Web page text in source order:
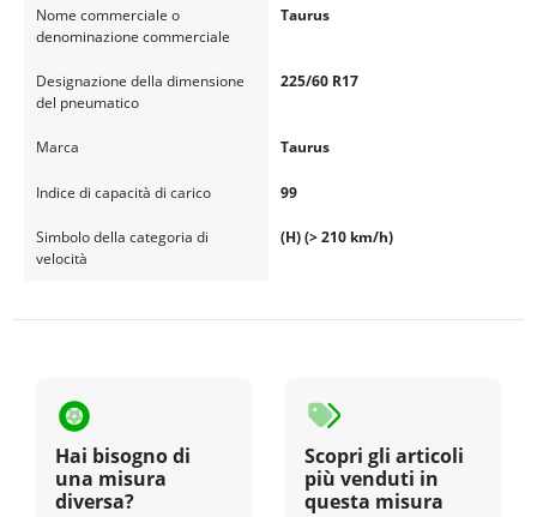
Nome commerciale o
denominazione commerciale
Taurus
Designazione della dimensione
del pneumatico
225/60 R17
Marca Taurus
Indice di capacità di carico 99
Simbolo della categoria di
velocità
(H) (> 210 km/h)
Hai bisogno di
una misura
diversa?
Scopri gli articoli
più venduti in
questa misura